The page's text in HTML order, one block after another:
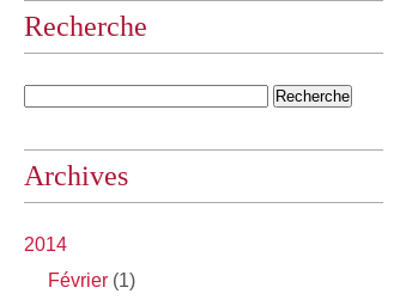
Recherche
Archives
2014
Février (1)